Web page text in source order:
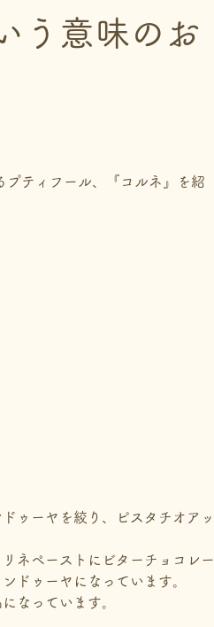
う意味のお
ティフール、『コルネ』を紹
ゥーヤを絞り、ピスタチオアッ
ネペーストにビターチョコレー
ドゥーヤになっています。
なっています。